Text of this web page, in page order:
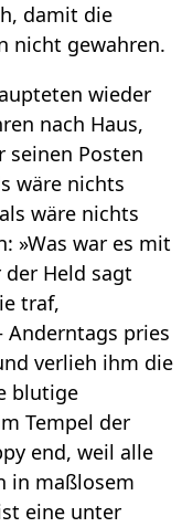
damit die
nicht gewahren.
wieder
nach Haus,
seinen Posten
wäre nichts
wäre nichts
»Was war es mit
Held sagt
traf,
pries
verlieh ihm die
blutige
Tempel der
end, weil alle
in maßlosem
eine unter